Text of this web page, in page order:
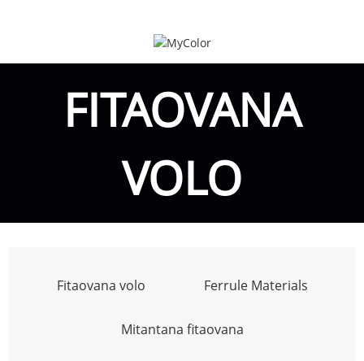
FITAOVANA
VOLO
Fitaovana volo Ferrule Materials
Mitantana fitaovana